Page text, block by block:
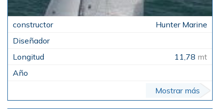
Hunter Marine
11,78 mt
Mostrar más